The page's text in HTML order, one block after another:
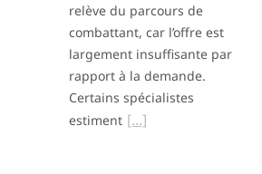
relève du parcours de
combattant, car l’offre est
largement insuffisante par
rapport à la demande.
Certains spécialistes
estiment